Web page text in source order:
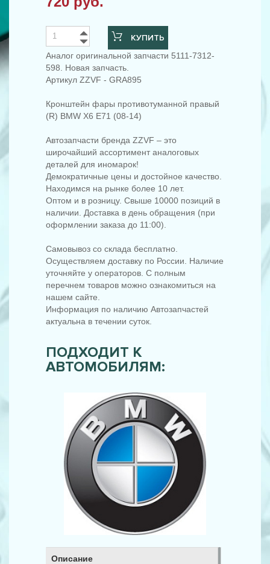
КУПИТЬ
Аналог оригинальной запчасти 5111-7312-
598. Новая запчасть.
Артикул ZZVF - GRA895
Кронштейн фары противотуманной правый
(R) BMW X6 E71 (08-14)
Автозапчасти бренда ZZVF – это
широчайший ассортимент аналоговых
деталей для иномарок!
Демократичные цены и достойное качество.
Находимся на рынке более 10 лет.
Оптом и в розницу. Свыше 10000 позиций в
наличии. Доставка в день обращения (при
оформлении заказа до 11:00).
Самовывоз со склада бесплатно.
Осуществляем доставку по России. Наличие
уточняйте у операторов. С полным
перечнем товаров можно ознакомиться на
нашем сайте.
Информация по наличию Автозапчастей
актуальна в течении суток.
ПОДХОДИТ К
АВТОМОБИЛЯМ:
Описание